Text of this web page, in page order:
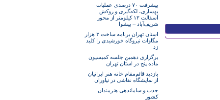
پیشرفت ۷۰ درصدی عملیات
بهسازی، لکه‌گیری و روکش
آسفالت ۱۲ کیلومتر از محور
شریف‌آباد – پیشوا
استان تهران برنامه ساخت ۳ هزار
مگاوات نیروگاه خورشیدی را کلید
زد
برگزاری دهمین جلسه کمیسیون
ماده پنج در استان تهران
بازدید قائم‌مقام خانه هنر ایرانیان
از نمایشگاه نقاشی در نیاوران
جذب و ساماندهی هنرمندان
کشور